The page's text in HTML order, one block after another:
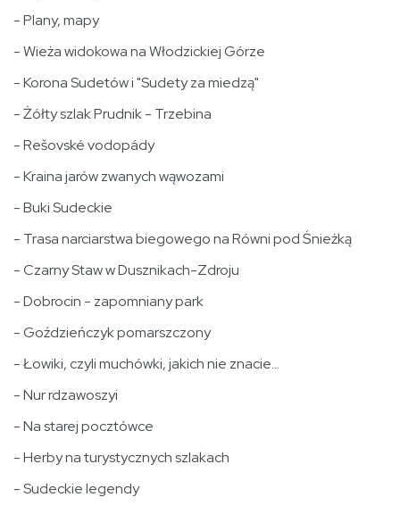
- Plany, mapy
- Wieża widokowa na Włodzickiej Górze
- Korona Sudetów i "Sudety za miedzą"
- Żółty szlak Prudnik - Trzebina
- Rešovské vodopády
- Kraina jarów zwanych wąwozami
- Buki Sudeckie
- Trasa narciarstwa biegowego na Równi pod Śnieżką
- Czarny Staw w Dusznikach-Zdroju
- Dobrocin - zapomniany park
- Goździeńczyk pomarszczony
- Łowiki, czyli muchówki, jakich nie znacie...
- Nur rdzawoszyi
- Na starej pocztówce
- Herby na turystycznych szlakach
- Sudeckie legendy